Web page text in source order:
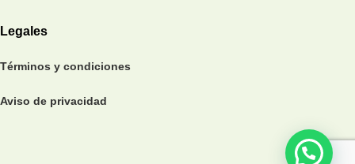
Legales
Términos y condiciones
Aviso de privacidad